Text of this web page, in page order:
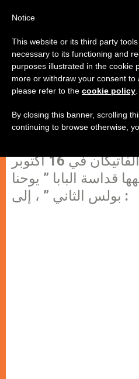
يوحنا بولس الثاني
التي صدرت عن الفاتيكان في 16 أُكتوبر
، وجّهها قداسة البابا ” يوحنا
بولس الثاني ” ، إلى :
Notice
This website or its third party
necessary to its functioning and
purposes illustrated in the cookie
more or withdraw your consent to
please refer to the cookie policy
By closing this banner, scrolling
continuing to browse otherwise,